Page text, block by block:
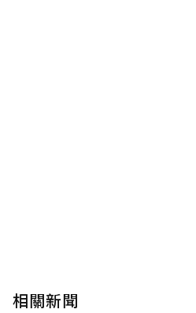
相關新聞